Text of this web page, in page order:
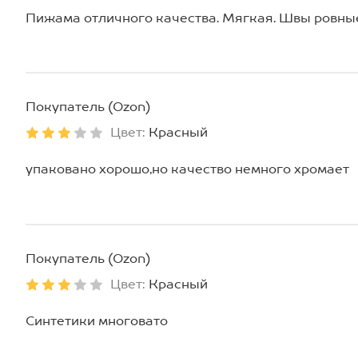
Пижама отличного качества. Мягкая. Швы
Покупатель (Ozon)
Цвет: Красный
упаковано хорошо,но качество немного хромает
Покупатель (Ozon)
Цвет: Красный
Синтетики многовато